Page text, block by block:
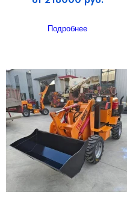
Подробнее